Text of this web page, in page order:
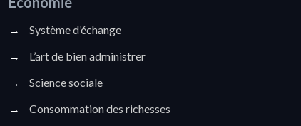
→
Système d’échange
→
L’art de bien administrer
→
Science sociale
→
Consommation des richesses